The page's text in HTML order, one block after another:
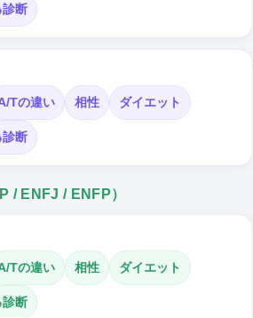
診断
Tの違い 相性 ダイエット
診断
/ ENFJ / ENFP）
Tの違い 相性 ダイエット
診断